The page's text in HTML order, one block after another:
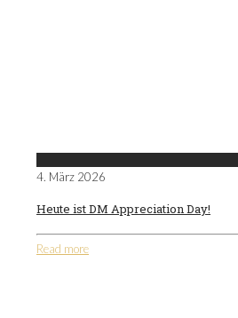
4. März 2026
Heute ist DM Appreciation Day!
Read more